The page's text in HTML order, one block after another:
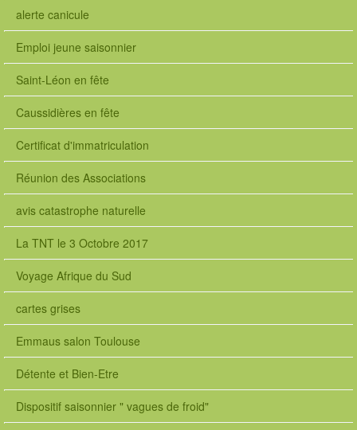
alerte canicule
Emploi jeune saisonnier
Saint-Léon en fête
Caussidières en fête
Certificat d'immatriculation
Réunion des Associations
avis catastrophe naturelle
La TNT le 3 Octobre 2017
Voyage Afrique du Sud
cartes grises
Emmaus salon Toulouse
Détente et Bien-Etre
Dispositif saisonnier " vagues de froid"